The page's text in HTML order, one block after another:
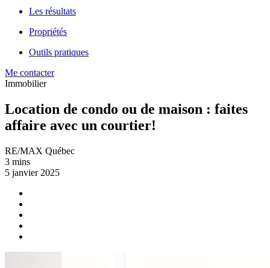
Les résultats
Propriétés
Outils pratiques
Me contacter
Immobilier
Location de condo ou de maison : faites
affaire avec un courtier!
RE/MAX Québec
3 mins
5 janvier 2025